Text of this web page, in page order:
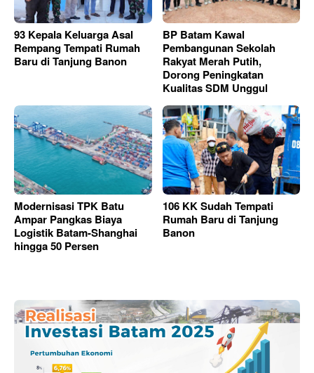
93 Kepala Keluarga Asal
Rempang Tempati Rumah
Baru di Tanjung Banon
BP Batam Kawal
Pembangunan Sekolah
Rakyat Merah Putih,
Dorong Peningkatan
Kualitas SDM Unggul
Modernisasi TPK Batu
Ampar Pangkas Biaya
Logistik Batam-Shanghai
hingga 50 Persen
106 KK Sudah Tempati
Rumah Baru di Tanjung
Banon